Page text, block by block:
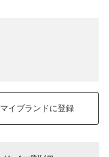
マイブランドに登録